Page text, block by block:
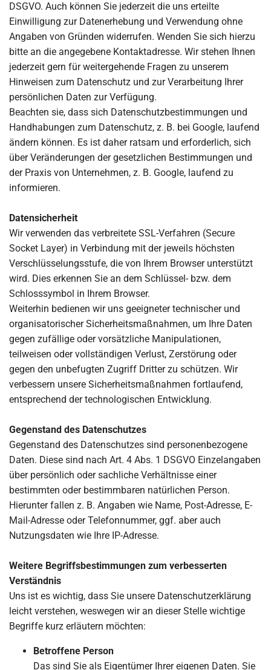
DSGVO. Auch können Sie jederzeit die uns erteilte
Einwilligung zur Datenerhebung und Verwendung ohne
Angaben von Gründen widerrufen. Wenden Sie sich hierzu
bitte an die angegebene Kontaktadresse. Wir stehen Ihnen
jederzeit gern für weitergehende Fragen zu unserem
Hinweisen zum Datenschutz und zur Verarbeitung Ihrer
persönlichen Daten zur Verfügung.
Beachten sie, dass sich Datenschutzbestimmungen und
Handhabungen zum Datenschutz, z. B. bei Google, laufend
ändern können. Es ist daher ratsam und erforderlich, sich
über Veränderungen der gesetzlichen Bestimmungen und
der Praxis von Unternehmen, z. B. Google, laufend zu
informieren.
Datensicherheit
Wir verwenden das verbreitete SSL-Verfahren (Secure
Socket Layer) in Verbindung mit der jeweils höchsten
Verschlüsselungsstufe, die von Ihrem Browser unterstützt
wird. Dies erkennen Sie an dem Schlüssel- bzw. dem
Schlosssymbol in Ihrem Browser.
Weiterhin bedienen wir uns geeigneter technischer und
organisatorischer Sicherheitsmaßnahmen, um Ihre Daten
gegen zufällige oder vorsätzliche Manipulationen,
teilweisen oder vollständigen Verlust, Zerstörung oder
gegen den unbefugten Zugriff Dritter zu schützen. Wir
verbessern unsere Sicherheitsmaßnahmen fortlaufend,
entsprechend der technologischen Entwicklung.
Gegenstand des Datenschutzes
Gegenstand des Datenschutzes sind personenbezogene
Daten. Diese sind nach Art. 4 Abs. 1 DSGVO Einzelangaben
über persönlich oder sachliche Verhältnisse einer
bestimmten oder bestimmbaren natürlichen Person.
Hierunter fallen z. B. Angaben wie Name, Post-Adresse, E-
Mail-Adresse oder Telefonnummer, ggf. aber auch
Nutzungsdaten wie Ihre IP-Adresse.
Weitere Begriffsbestimmungen zum verbesserten
Verständnis
Uns ist es wichtig, dass Sie unsere Datenschutzerklärung
leicht verstehen, weswegen wir an dieser Stelle wichtige
Begriffe kurz erläutern möchten:
Betroffene Person
Das sind Sie als Eigentümer Ihrer eigenen Daten. Sie